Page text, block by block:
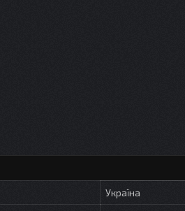
Україна